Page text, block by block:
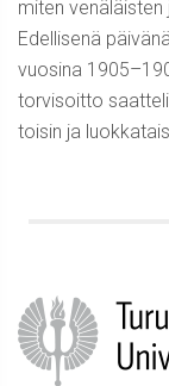
miten venäläisten
Edellisenä
vuosina
torvisoitto
toisin ja
Sidebar